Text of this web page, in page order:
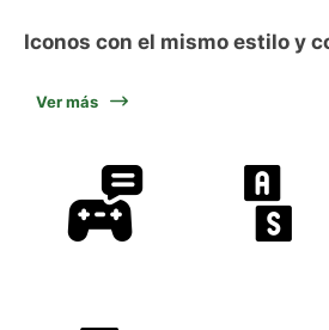
Iconos con el mismo estilo y
Ver más